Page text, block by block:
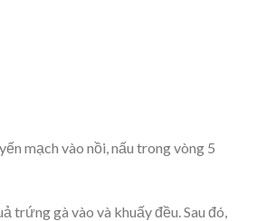
mạch vào nồi, nấu trong vòng 5
trứng gà vào và khuấy đều. Sau đó,